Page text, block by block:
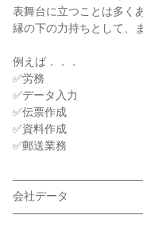
表舞台に立つことは多く
縁の下の力持ちとして、
例えば．．．
✅労務
✅データ入力
✅伝票作成
✅資料作成
✅郵送業務
会社データ